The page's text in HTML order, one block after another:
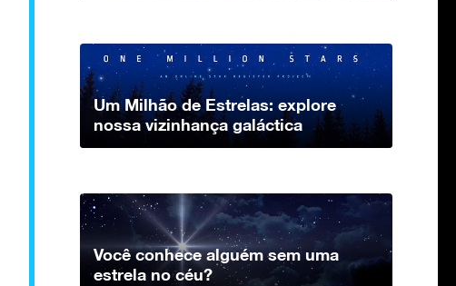
Um Milhão de Estrelas: explore
nossa vizinhança galáctica
Você conhece alguém sem uma
estrela no céu?